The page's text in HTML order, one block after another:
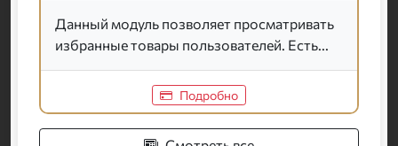
Данный модуль позволяет просматривать
избранные товары пользователей. Есть...
Подробно